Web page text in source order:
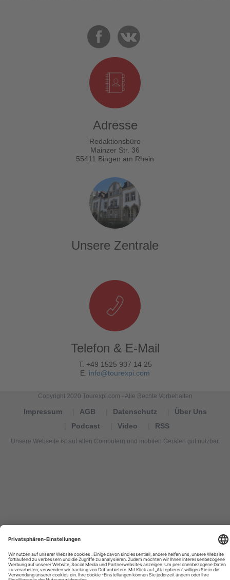
Adresse
Redaktionsbüro
Mainzer Str. 36
55411 Bingen am Rhein
Unsere Zentrale
Telefon & E-Mail
T. +49 1525 937 14 25
E. info@tourexpi.com
Copyright 2020 Tourexpi.com - Alle Rechte Vorbehalten
Impressum AGB Datenschutz
Über Uns
Podcast
Video RSS
Unsere Webseite ist auf allen Computern und mobilen Geräten gut nutzbar.
de
Tourismus
Nachrichten,
новости
туризма,